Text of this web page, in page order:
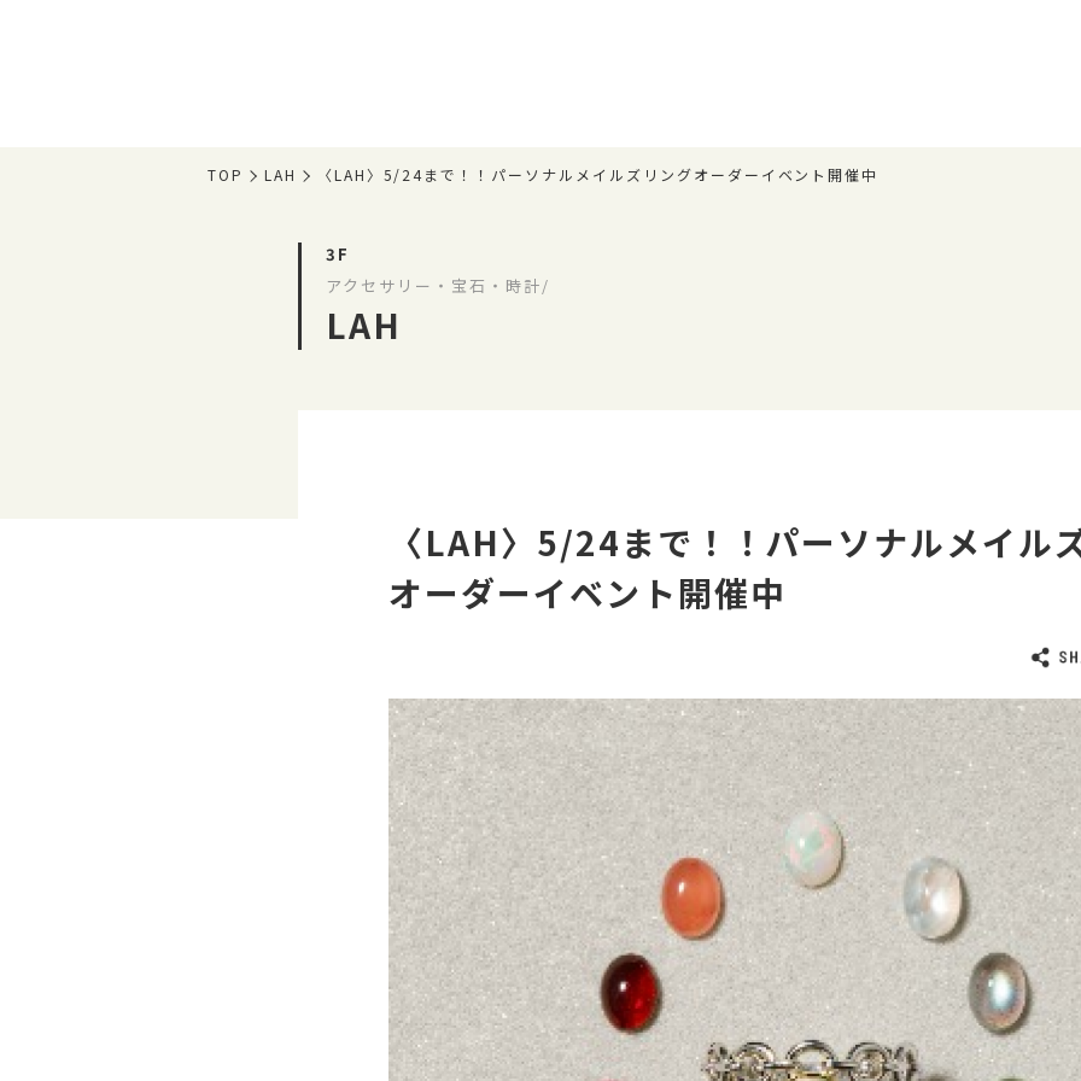
TOP LAH 〈LAH〉5/24まで！！パーソナルメイルズリングオーダーイベント開催中
3F
アクセサリー・宝石・時計/
LAH
〈LAH〉5/24まで！！パーソナルメイル
オーダーイベント開催中